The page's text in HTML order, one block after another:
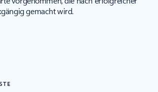
gemacht wird.